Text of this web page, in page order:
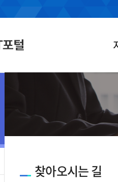
찾아오시는 길